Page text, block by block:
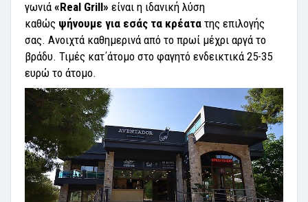
γωνιά «Real Grill» είναι η ιδανική λύση
καθώς ψήνουμε για εσάς τα κρέατα της επιλογής
σας. Ανοιχτά καθημερινά από το πρωί μέχρι αργά το
βράδυ. Τιμές κατ΄άτομο στο φαγητό ενδεικτικά 25-35
ευρώ το άτομο.